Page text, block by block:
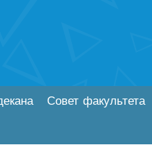
Совет факультета